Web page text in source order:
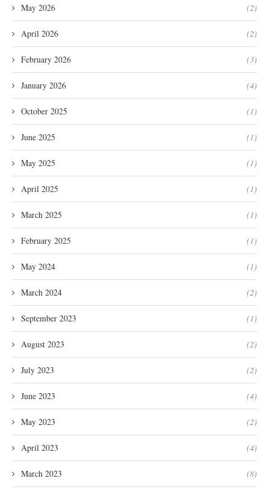
May 2026 (2)
April 2026 (2)
February 2026 (3)
January 2026 (4)
October 2025 (1)
June 2025 (1)
May 2025 (1)
April 2025 (1)
March 2025 (1)
February 2025 (1)
May 2024 (1)
March 2024 (2)
September 2023 (1)
August 2023 (2)
July 2023 (2)
June 2023 (4)
May 2023 (2)
April 2023 (4)
March 2023 (8)